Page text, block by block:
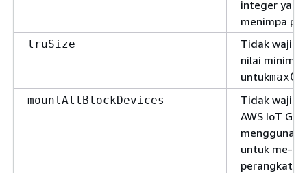
integer
menimpa
lruSize
Tidak wajib.
nilai
untuk
mountAllBlockDevices
Tidak wajib.
AWS IoT
untuk me-
perangkat